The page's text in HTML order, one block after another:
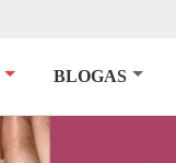
BLOGAS